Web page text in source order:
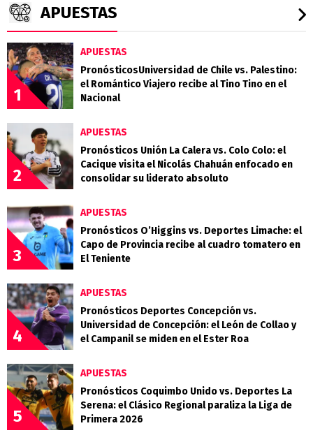
APUESTAS
1
APUESTAS
PronósticosUniversidad de Chile vs. Palestino:
el Romántico Viajero recibe al Tino Tino en el
Nacional
2
APUESTAS
Pronósticos Unión La Calera vs. Colo Colo: el
Cacique visita el Nicolás Chahuán enfocado en
consolidar su liderato absoluto
3
APUESTAS
Pronósticos O’Higgins vs. Deportes Limache: el
Capo de Provincia recibe al cuadro tomatero en
El Teniente
4
APUESTAS
Pronósticos Deportes Concepción vs.
Universidad de Concepción: el León de Collao y
el Campanil se miden en el Ester Roa
5
APUESTAS
Pronósticos Coquimbo Unido vs. Deportes La
Serena: el Clásico Regional paraliza la Liga de
Primera 2026